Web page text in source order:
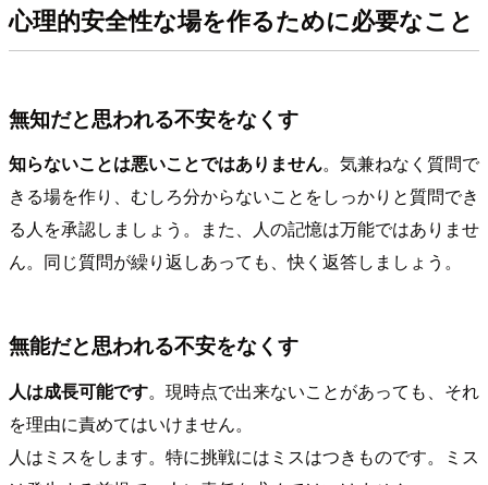
心理的安全性な場を作るために必要なこと
無知だと思われる不安をなくす
知らないことは悪いことではありません。気兼ねなく質問で
きる場を作り、むしろ分からないことをしっかりと質問でき
る人を承認しましょう。また、人の記憶は万能ではありませ
ん。同じ質問が繰り返しあっても、快く返答しましょう。
無能だと思われる不安をなくす
人は成長可能です。現時点で出来ないことがあっても、それ
を理由に責めてはいけません。
人はミスをします。特に挑戦にはミスはつきものです。ミス